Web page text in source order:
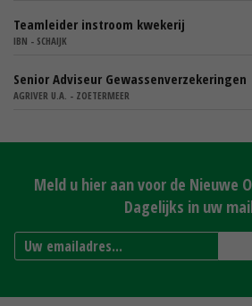
Teamleider instroom kwekerij
IBN - SCHAIJK
Senior Adviseur Gewassenverzekeringen
AGRIVER U.A. - ZOETERMEER
Meld u hier aan voor de Nieuwe
Dagelijks in uw